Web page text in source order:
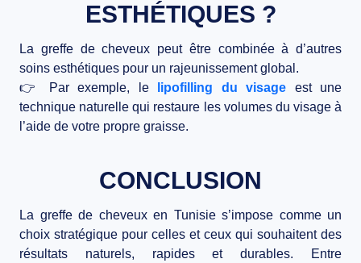
ESTHÉTIQUES ?
La greffe de cheveux peut être combinée à d’autres
soins esthétiques pour un rajeunissement global .
👉 Par exemple, le
lipofilling du visage est une
technique naturelle qui restaure les volumes du visage à
l’aide de votre propre graisse.
CONCLUSION
La greffe de cheveux en Tunisies’impose comme un
choix stratégique pour celles et ceux qui souhaitent des
résultats naturels, rapides et durables. Entre